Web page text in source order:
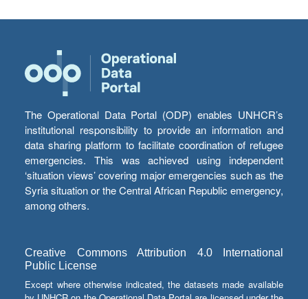
The Operational Data Portal (ODP) enables UNHCR’s
institutional responsibility to provide an information and
data sharing platform to facilitate coordination of refugee
emergencies. This was achieved using independent
‘situation views’ covering major emergencies such as the
Syria situation or the Central African Republic emergency,
among others.
Creative Commons Attribution 4.0 International
Public License
Except where otherwise indicated, the datasets made available